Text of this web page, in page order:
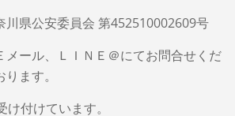
県公安委員会 第452510002609号
メール、ＬＩＮＥ＠にてお問合せくだ
ます。
付けています。